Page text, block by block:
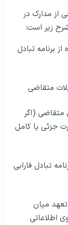
از مدارک در
زیر است:
برنامه تبادل
متقاضی
(اگر
جزئی یا کامل
تبادل فارابی
تعهد میان
اطلاعاتی